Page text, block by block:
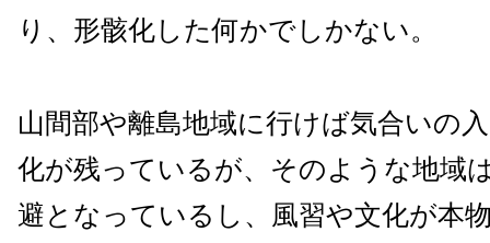
り、形骸化した何かでしかない。
山間部や離島地域に行けば気合いの
化が残っているが、そのような地域
避となっているし、風習や文化が本